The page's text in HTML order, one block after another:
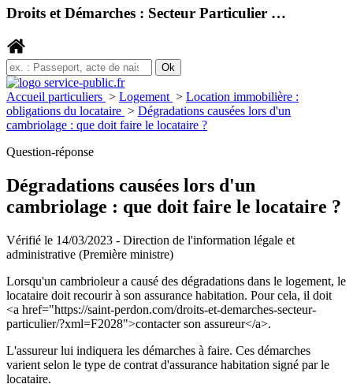
Droits et Démarches : Secteur Particulier …
Accueil particuliers > Logement > Location immobilière :
obligations du locataire > Dégradations causées lors d'un
cambriolage : que doit faire le locataire ?
Question-réponse
Dégradations causées lors d'un
cambriolage : que doit faire le locataire ?
Vérifié le 14/03/2023 - Direction de l'information légale et
administrative (Première ministre)
Lorsqu'un cambrioleur a causé des dégradations dans le logement, le
locataire doit recourir à son assurance habitation. Pour cela, il doit
<a href="https://saint-perdon.com/droits-et-demarches-secteur-
particulier/?xml=F2028">contacter son assureur</a>.
L'assureur lui indiquera les démarches à faire. Ces démarches
varient selon le type de contrat d'assurance habitation signé par le
locataire.